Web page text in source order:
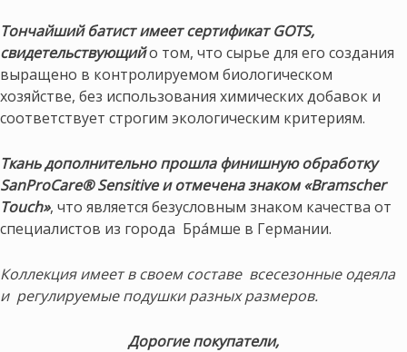
Тончайший батист имеет сертификат GOTS,
свидетельствующийо том, что сырье для его создания
выращено в контролируемом биологическом
хозяйстве, без использования химических добавок и
соответствует строгим экологическим критериям.
Ткань дополнительно прошла финишную обработку
SanProCare® Sensitive и отмечена знаком «Bramscher
Touch», что является безусловным знаком качества от
специалистов из города Бра́мше в Германии.
Коллекция имеет в своем составе всесезонные одеяла
и регулируемые подушки разных размеров.
Дорогие покупатели,